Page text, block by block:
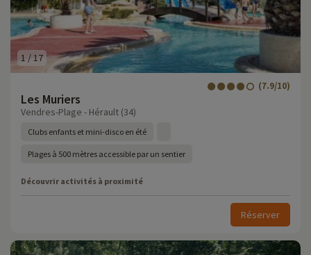
1 / 17
Les Muriers
(7.9/10)
Vendres-Plage - Hérault (34)
Clubs enfants et mini-disco en été
Plages à 500 mètres accessible par un sentier
Découvrir activités à proximité
Réserver